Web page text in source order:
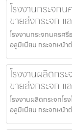
โรงงานกระจก
ขายส่งกระจก
โรงงานกระจกนครศรี
อลูมิเนียม กระจกหน้า
โรงงานผลิตกระ
ขายส่งกระจก
โรงงานผลิตกระจกโร
อลูมิเนียม กระจกหน้า